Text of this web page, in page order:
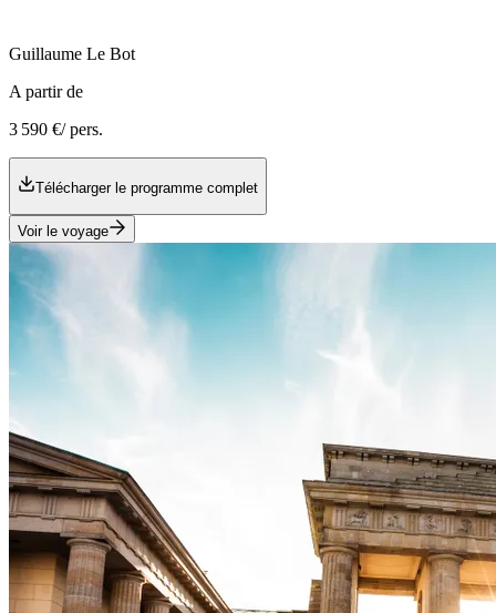
Guillaume Le Bot
A partir de
3 590 €/ pers.
Télécharger le programme complet
Voir le voyage